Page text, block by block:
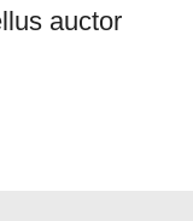
auctor